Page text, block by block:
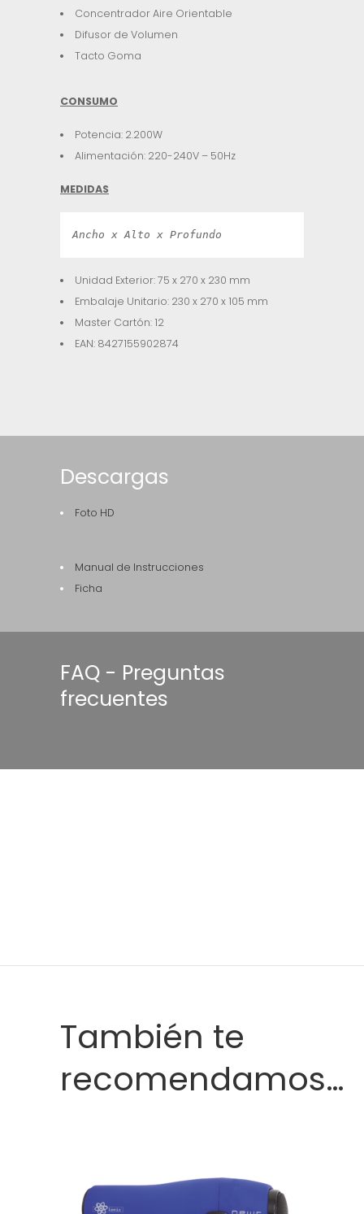
Concentrador Aire Orientable
Difusor de Volumen
Tacto Goma
CONSUMO
Potencia: 2.200W
Alimentación: 220-240V – 50Hz
MEDIDAS
Ancho x Alto x Profundo
Unidad Exterior: 75 x 270 x 230 mm
Embalaje Unitario: 230 x 270 x 105 mm
Master Cartón: 12
EAN: 8427155902874
Descargas
Foto HD
Manual de Instrucciones
Ficha
FAQ - Preguntas
frecuentes
También te
recomendamos…